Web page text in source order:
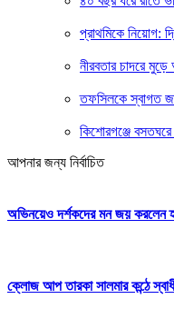
প্রাথমিকে নিয়োগ:
নীরবতার চাদরে
তফসিলকে স্বাগত
কিশোরগঞ্জে
আপনার জন্য নির্বাচিত
অভিনয়েও দর্শকদের মন জয় করলেন
ক্লোজ আপ তারকা সালমার কন্ঠে